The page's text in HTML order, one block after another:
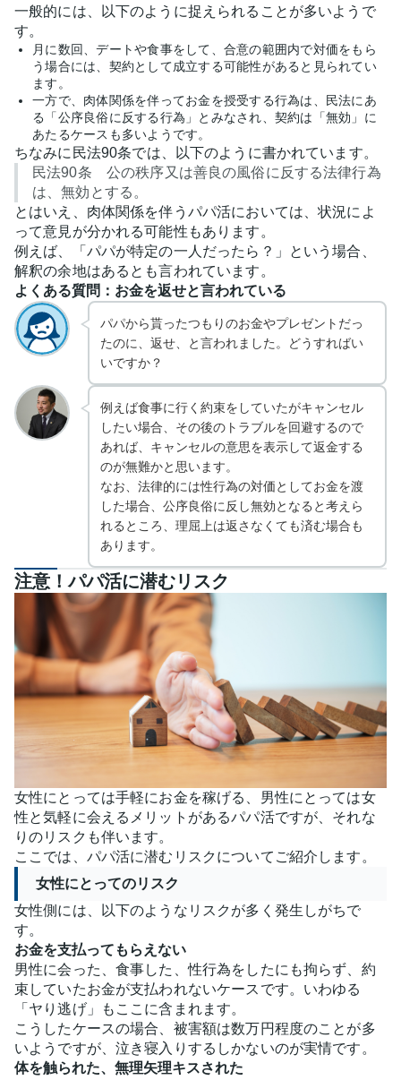
一般的には、以下のように捉えられることが多いようで
す。
月に数回、デートや食事をして、合意の範囲内で対価をもら
う場合には、契約として成立する可能性があると見られてい
ます。
一方で、肉体関係を伴ってお金を授受する行為は、民法にあ
る「公序良俗に反する行為」とみなされ、契約は「無効」に
あたるケースも多いようです。
ちなみに民法90条では、以下のように書かれています。
民法90条 公の秩序又は善良の風俗に反する法律行為
は、無効とする。
とはいえ、肉体関係を伴うパパ活においては、状況によ
って意見が分かれる可能性もあります。
例えば、「パパが特定の一人だったら？」という場合、
解釈の余地はあるとも言われています。
よくある質問：お金を返せと言われている
パパから貰ったつもりのお金やプレゼントだっ
たのに、返せ、と言われました。どうすればい
いですか？
例えば食事に行く約束をしていたがキャンセル
したい場合、その後のトラブルを回避するので
あれば、キャンセルの意思を表示して返金する
のが無難かと思います。
なお、法律的には性行為の対価としてお金を渡
した場合、公序良俗に反し無効となると考えら
れるところ、理屈上は返さなくても済む場合も
あります。
注意！パパ活に潜むリスク
女性にとっては手軽にお金を稼げる、男性にとっては女
性と気軽に会えるメリットがあるパパ活ですが、それな
りのリスクも伴います。
ここでは、パパ活に潜むリスクについてご紹介します。
女性にとってのリスク
女性側には、以下のようなリスクが多く発生しがちで
す。
お金を支払ってもらえない
男性に会った、食事した、性行為をしたにも拘らず、約
束していたお金が支払われないケースです。いわゆる
「ヤり逃げ」もここに含まれます。
こうしたケースの場合、被害額は数万円程度のことが多
いようですが、泣き寝入りするしかないのが実情です。
体を触られた、無理矢理キスされた